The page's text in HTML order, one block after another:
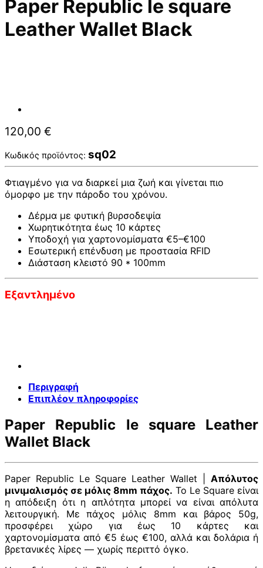
Paper Republic le square
Leather Wallet Black
120,00 €
Κωδικός προϊόντος: sq02
Φτιαγμένο για να διαρκεί μια ζωή και γίνεται πιο
όμορφο με την πάροδο του χρόνου.
Δέρμα με φυτική βυρσοδεψία
Χωρητικότητα έως 10 κάρτες
Υποδοχή για χαρτονομίσματα €5–€100
Εσωτερική επένδυση με προστασία RFID
Διάσταση κλειστό 90 * 100mm
Εξαντλημένο
Περιγραφή
Επιπλέον πληροφορίες
Paper Republic le square Leather
Wallet Black
Paper Republic Le Square Leather Wallet | Απόλυτος
μινιμαλισμός σε μόλις 8mm πάχος. Το Le Square είναι
η απόδειξη ότι η απλότητα μπορεί να είναι απόλυτα
λειτουργική. Με πάχος μόλις 8mm και βάρος 50g,
προσφέρει χώρο για έως 10 κάρτες και
χαρτονομίσματα από €5 έως €100, αλλά και δολάρια ή
βρετανικές λίρες — χωρίς περιττό όγκο.